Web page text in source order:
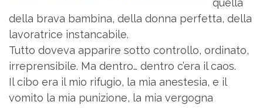
quella
della brava bambina, della donna perfetta, della
lavoratrice instancabile.
Tutto doveva apparire sotto controllo, ordinato,
irreprensibile. Ma dentro… dentro c’era il caos.
Il cibo era il mio rifugio, la mia anestesia, e il
vomito la mia punizione, la mia vergogna